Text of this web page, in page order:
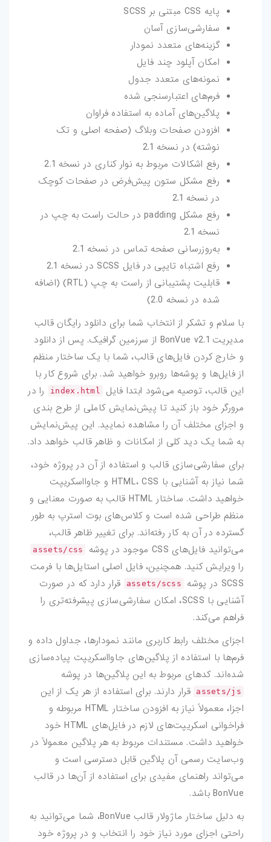
پایه CSS مبتنی بر SCSS
سفارشی‌سازی آسان
گزینه‌های متعدد نمودار
امکان آپلود چند فایل
نمونه‌های متعدد جدول
فرم‌های اعتبارسنجی شده
پلاگین‌های آماده به استفاده فراوان
افزودن صفحات وبلاگ (صفحه اصلی و تک
نوشته) در نسخه 2.1
رفع اشکالات مربوط به نوار کناری در نسخه 2.1
رفع مشکل ستون پیش‌فرض در صفحات کوچک
در نسخه 2.1
رفع مشکل padding در حالت راست به چپ در
نسخه 2.1
به‌روزرسانی صفحه تماس در نسخه 2.1
رفع اشتباه تایپی در فایل SCSS در نسخه 2.1
قابلیت پشتیبانی از راست به چپ (RTL) (اضافه
شده در نسخه 2.0)
با سلام و تشکر از انتخاب شما برای دانلود رایگان قالب
مدیریت BonVue v2.1 از سرزمین گرافیک. پس از دانلود
و خارج کردن فایل‌های قالب، شما با یک ساختار منظم
از فایل‌ها و پوشه‌ها روبرو خواهید شد. برای شروع کار با
این قالب، توصیه می‌شود ابتدا فایل
index.html
را در
مرورگر خود باز کنید تا پیش‌نمایش کاملی از طرح بندی
و اجزای مختلف آن را مشاهده نمایید. این پیش‌نمایش
به شما یک دید کلی از امکانات و ظاهر قالب خواهد داد.
برای سفارشی‌سازی قالب و استفاده از آن در پروژه خود،
شما نیاز به آشنایی با HTML، CSS و جاوااسکریپت
خواهید داشت. ساختار HTML قالب به صورت معنایی و
منظم طراحی شده است و کلاس‌های بوت استرپ به طور
گسترده در آن به کار رفته‌اند. برای تغییر ظاهر قالب،
می‌توانید فایل‌های CSS موجود در پوشه
assets/css
را ویرایش کنید. همچنین، فایل اصلی استایل‌ها با فرمت
SCSS در پوشه
assets/scss
قرار دارد که در صورت
آشنایی با SCSS، امکان سفارشی‌سازی پیشرفته‌تری را
فراهم می‌کند.
اجزای مختلف رابط کاربری مانند نمودارها، جداول داده و
فرم‌ها با استفاده از پلاگین‌های جاوااسکریپت پیاده‌سازی
شده‌اند. کدهای مربوط به این پلاگین‌ها در پوشه
assets/js
قرار دارند. برای استفاده از هر یک از این
اجزا، معمولاً نیاز به افزودن ساختار HTML مربوطه و
فراخوانی اسکریپت‌های لازم در فایل‌های HTML خود
خواهید داشت. مستندات مربوط به هر پلاگین معمولاً در
وب‌سایت رسمی آن پلاگین قابل دسترسی است و
می‌تواند راهنمای مفیدی برای استفاده از آن‌ها در قالب
BonVue باشد.
به دلیل ساختار ماژولار قالب BonVue، شما می‌توانید به
راحتی اجزای مورد نیاز خود را انتخاب و در پروژه خود